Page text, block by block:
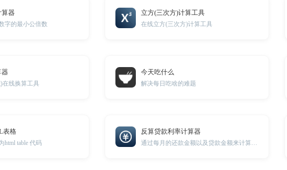
器
字的最小公倍数
立方(三次方)计算工具
在线立方(三次方)计算工具
在线换算工具
今天吃什么
解决每日吃啥的难题
表格
html table 代码
反算贷款利率计算器